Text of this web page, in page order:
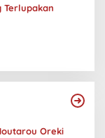
Terlupakan
Oreki